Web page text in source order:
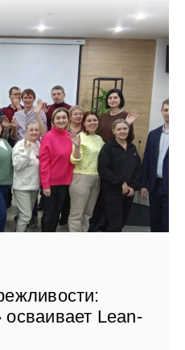
Lean-